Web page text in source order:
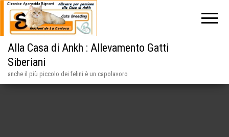
Alla Casa di Ankh : Allevamento Gatti
Siberiani
anche il più piccolo dei felini è un capolavoro